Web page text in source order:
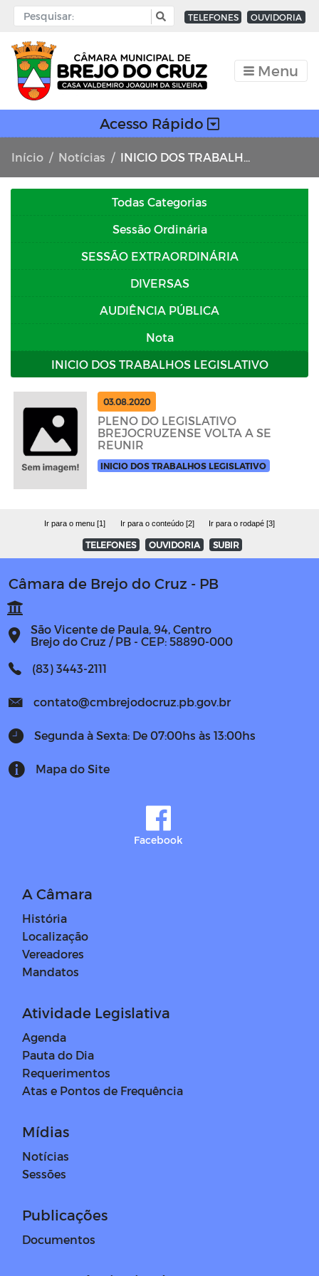
TELEFONES OUVIDORIA
Menu
Acesso Rápido
Início Notícias INICIO DOS TRABALHOS LEGISLATIVO
Todas Categorias
Sessão Ordinária
SESSÃO EXTRAORDINÁRIA
DIVERSAS
AUDIÊNCIA PÚBLICA
Nota
INICIO DOS TRABALHOS LEGISLATIVO
03.08.2020
PLENO DO LEGISLATIVO
BREJOCRUZENSE VOLTA A SE
REUNIR
INICIO DOS TRABALHOS LEGISLATIVO
Ir para o menu [1] Ir para o conteúdo [2] Ir para o rodapé [3]
TELEFONES OUVIDORIA SUBIR
Câmara de Brejo do Cruz - PB
São Vicente de Paula, 94, Centro
Brejo do Cruz / PB - CEP: 58890-000
(83) 3443-2111
contato@cmbrejodocruz.pb.gov.br
Segunda à Sexta: De 07:00hs às 13:00hs
Mapa do Site
Facebook
A Câmara
História
Localização
Vereadores
Mandatos
Atividade Legislativa
Agenda
Pauta do Dia
Requerimentos
Atas e Pontos de Frequência
Mídias
Notícias
Sessões
Publicações
Documentos